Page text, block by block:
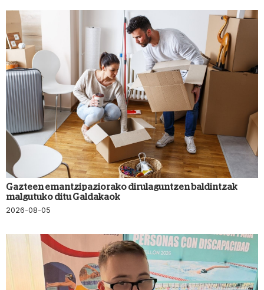
Gazteen emantzipaziorako dirulaguntzen baldintzak
malgutuko ditu Galdakaok
2026-08-05